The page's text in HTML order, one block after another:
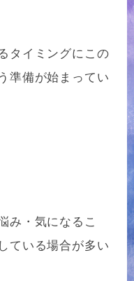
タイミングにこの
準備が始まってい
み・気になるこ
ている場合が多い